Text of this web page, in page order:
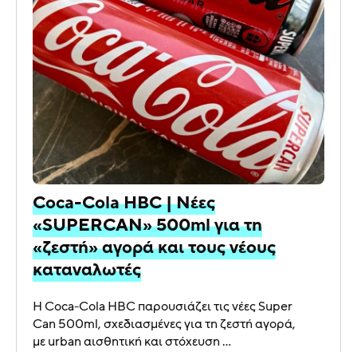
Coca-Cola HBC | Νέες
«SUPERCAN» 500ml για τη
«ζεστή» αγορά και τους νέους
καταναλωτές
Η Coca-Cola HBC παρουσιάζει τις νέες Super
Can 500ml, σχεδιασμένες για τη ζεστή αγορά,
με urban αισθητική και στόχευση ...